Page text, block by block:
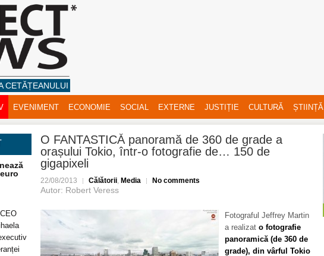
CETĂȚEANULUI
EVENIMENT ECONOMIE SOCIAL EXTERNE JUSTIȚIE CULTURĂ ȘTIINȚĂ
O FANTASTICĂ panoramă de 360 de grade a
orașului Tokio, într-o fotografie de… 150 de
gigapixeli
22/08/2013 Călătorii, Media No comments
Autor: Robert Veress
Fotograful Jeffrey Martin
a realizat o fotografie
panoramică (de 360 de
grade), din vârful Tokio